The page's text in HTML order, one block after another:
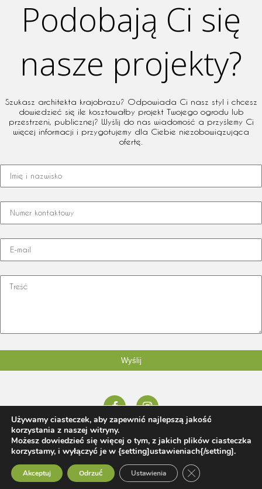
Podobają Ci się
nasze projekty?
Szukasz architekta krajobrazu? Odpowiada Ci nasz styl i chcesz
dowiedzieć się ile kosztowałby projekt Twojego ogrodu lub
przestrzeni, publicznej? Wyślij do nas wiadomość a przyślemy Ci
więcej informacji i przygotujemy dla Ciebie niezobowiązująca
ofertę.
© 2026 Honorata Jaworska tel:
| Projektowanie i zakładanie ogrodów Poznańrfstudio.pl
Projekty prywatne Projekty publiczne | Realizacje
Używamy ciasteczek, aby zapewnić najlepszą jakość
korzystania z naszej witryny.
Możesz dowiedzieć się więcej o tym, z jakich plików ciasteczka
korzystamy, i wyłączyć je w {setting]ustawieniach{/setting].
Akceptuj Odrzuć Ustawienia Zamknij panel